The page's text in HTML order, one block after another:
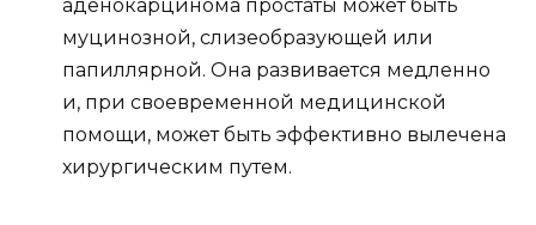
аденокарциномa простаты может быть
муцинозной, слизеобразующей или
папиллярной. Она развивается медленно
и, при своевременной медицинской
помощи, может быть эффективно вылечена
хирургическим путем.